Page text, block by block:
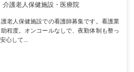
介護老人保健施設・医療院
老人保健施設での看護師募集です。看護業
程度。オンコールなしで、夜勤体制も整っ
心して...